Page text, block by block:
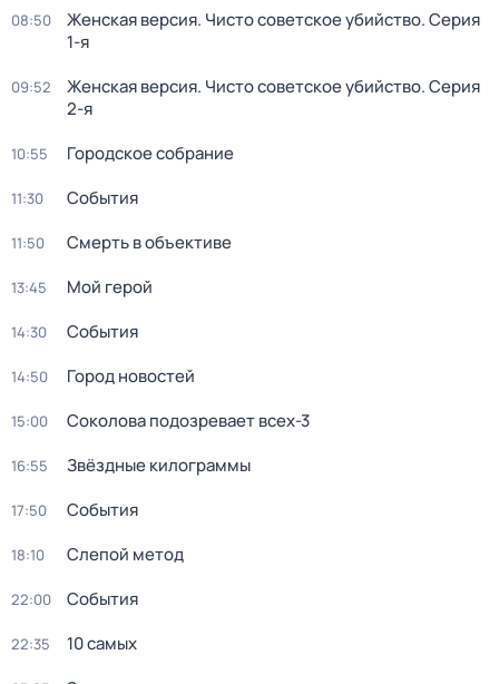
08:50 Женская версия. Чисто советское убийство. Серия
1-я
09:52 Женская версия. Чисто советское убийство. Серия
2-я
10:55 Городское собрание
11:30 События
11:50 Смерть в объективе
13:45 Мой герой
14:30 События
14:50 Город новостей
15:00 Соколова подозревает всех-3
16:55 Звёздные килограммы
17:50 События
18:10 Слепой метод
22:00 События
22:35 10 самых